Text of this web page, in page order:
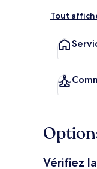
Tout
Vérifiez